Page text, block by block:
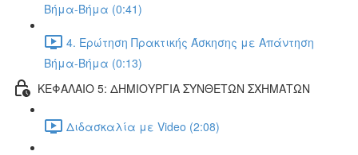
Βήμα-Βήμα (0:41)
4. Ερώτηση Πρακτικής Άσκησης με Απάντηση
Βήμα-Βήμα (0:13)
ΚΕΦΑΛΑΙΟ 5: ΔΗΜΙΟΥΡΓΙΑ ΣΥΝΘΕΤΩΝ ΣΧΗΜΑΤΩΝ
Διδασκαλία με Video (2:08)